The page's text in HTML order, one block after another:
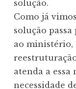
solução.
Como já
solução
ao ministério,
atenda a essa
necessidade